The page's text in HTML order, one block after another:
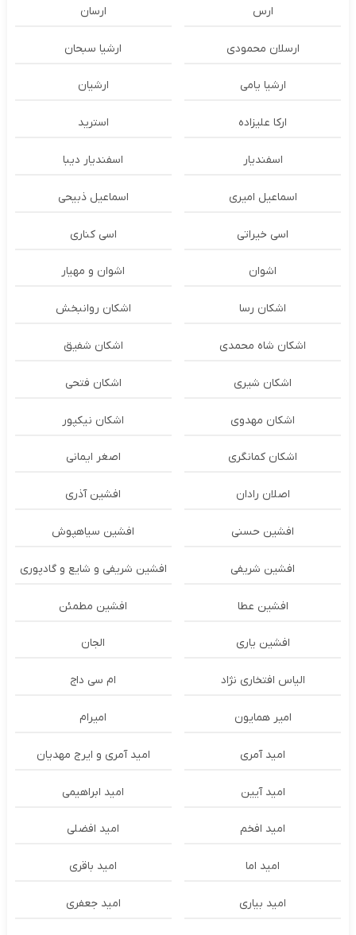
ارس ارسان
ارسلان محمودی ارشیا سبحان
ارشیا یامی ارشیان
ارکا علیزاده استرید
اسفندیار اسفندیار دیبا
اسماعیل امیری اسماعیل ذبیحی
اسی خیراتی اسی کناری
اشوان اشوان و مهیار
اشکان رسا اشکان روانبخش
اشکان شاه محمدی اشکان شفیق
اشکان شیری اشکان فتحی
اشکان مهدوی اشکان نیکپور
اشکان‌ کمانگری اصغر ایمانی
اصلان رادان افشین آذری
افشین حسنی افشین سیاهپوش
افشین شریفی افشین شریفی و شایع و گادپوری
افشین عطا افشین مطمئن
افشین یاری الجان
الیاس افتخاری نژاد ام سی داج
امير همايون اميرام
امید آمری امید آمری و ایرج مهدیان
امید آیین امید ابراهیمی
امید افخم امید افضلی
امید اما امید باقری
امید بیاری امید جعفری